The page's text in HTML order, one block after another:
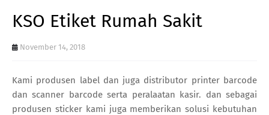
KSO Etiket Rumah Sakit
November 14, 2018
Kami produsen label dan juga distributor printer barcode
dan scanner barcode serta peralaatan kasir. dan sebagai
produsen sticker kami juga memberikan solusi kebutuhan